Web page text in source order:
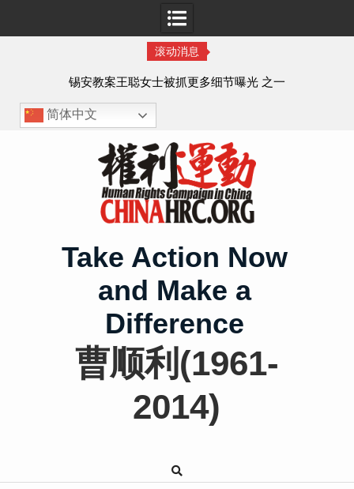
滚动消息
锡安教案王聪女士被抓更多细节曝光 之一
简体中文
Take Action Now
and Make a
Difference
曹顺利(1961-
2014)